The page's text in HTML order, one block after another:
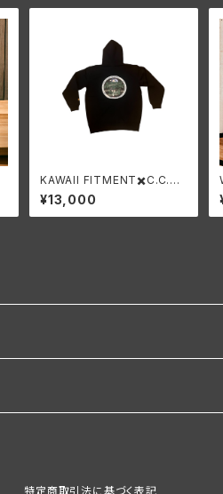
KAWAII FITMENT✖️C.C.C
✖️WEEKEND コラボパーカー
¥13,000
特定商取引法に基づく表記